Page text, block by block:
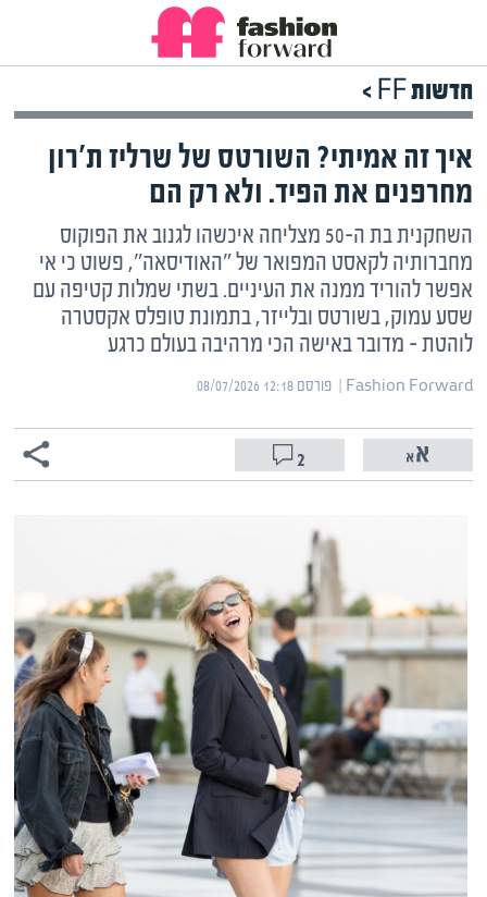
חדשות FF >
איך זה אמיתי? השורטס של שרליז ת'רון
מחרפנים את הפיד. ולא רק הם
השחקנית בת ה-50 מצליחה איכשהו לגנוב את הפוקוס
מחברותיה לקאסט המפואר של "האודיסאה", פשוט כי אי
אפשר להוריד ממנה את העיניים. בשתי שמלות קטיפה עם
שסע עמוק, בשורטס ובלייזר, בתמונת טופלס אקסטרה
לוהטת – מדובר באישה הכי מרהיבה בעולם כרגע
Fashion Forward | ‏ פורסם ‎08/07/2026 12:18
2